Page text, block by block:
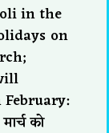
in the
on
को